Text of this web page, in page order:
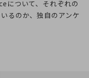
ついて、それぞれの
るのか、独自のアンケ